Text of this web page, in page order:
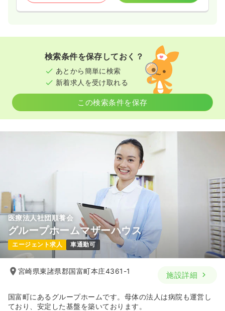
検索条件を保存しておく？
あとから簡単に検索
新着求人を受け取れる
この検索条件を保存
医療法人社団順養会
グループホームマザーハウス
エージェント求人 車通勤可
宮崎県東諸県郡国富町本庄4361-1 施設詳細
国富町にあるグループホームです。母体の法人は病院も運営し
ており、安定した基盤を築いております。